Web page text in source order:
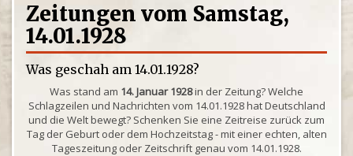
Zeitungen vom Samstag,
14.01.1928
Was geschah am 14.01.1928?
Was stand am 14. Januar 1928in der Zeitung? Welche
Schlagzeilen und Nachrichten vom 14.01.1928 hat Deutschland
und die Welt bewegt? Schenken Sie eine Zeitreise zurück zum
Tag der Geburt oder dem Hochzeitstag - mit einer echten, alten
Tageszeitung oder Zeitschrift genau vom 14.01.1928.